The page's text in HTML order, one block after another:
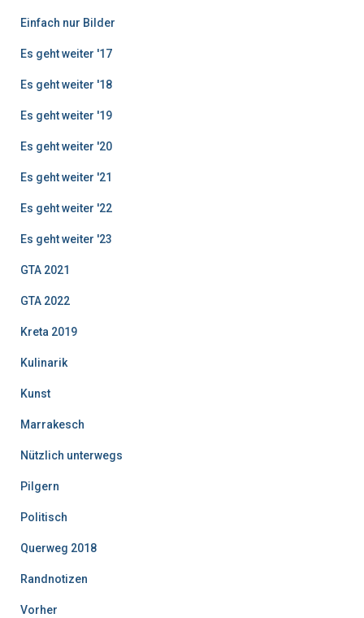
Einfach nur Bilder
Es geht weiter '17
Es geht weiter '18
Es geht weiter '19
Es geht weiter '20
Es geht weiter '21
Es geht weiter '22
Es geht weiter '23
GTA 2021
GTA 2022
Kreta 2019
Kulinarik
Kunst
Marrakesch
Nützlich unterwegs
Pilgern
Politisch
Querweg 2018
Randnotizen
Vorher